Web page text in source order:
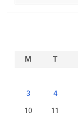
M T
3
4
10
11